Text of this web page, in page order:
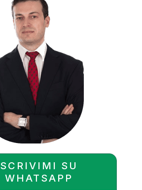
SCRIVIMI SU
WHATSAPP